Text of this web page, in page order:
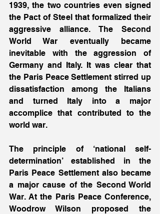
1939, the two countries even signed
the Pact of Steel that formalized their
aggressive alliance. The Second
World War eventually became
inevitable with the aggression of
Germany and Italy. It was clear that
the Paris Peace Settlement stirred up
dissatisfaction among the Italians
and turned Italy into a major
accomplice that contributed to the
world war.
The principle of ‘national self-
determination’ established in the
Paris Peace Settlement also became
a major cause of the Second World
War. At the Paris Peace Conference,
Woodrow Wilson proposed the